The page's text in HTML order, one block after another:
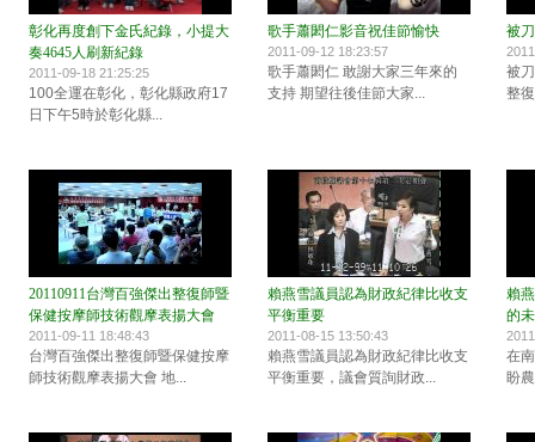
彰化再度創下金氏紀錄，小提大
奏4645人刷新紀錄
2011-09-18 21:25:25
100全運在彰化，彰化縣政府17
日下午5時於彰化縣...
歌手蕭閎仁影音祝佳節愉快
2011-09-12 18:23:57
歌手蕭閎仁 敢謝大家三年來的
支持 期望往後佳節大家...
被
被
整
20110911台灣百強傑出整復師暨
保健按摩師技術觀摩表揚大會
2011-09-11 18:48:43
台灣百強傑出整復師暨保健按摩
師技術觀摩表揚大會 地...
賴燕雪議員認為財政紀律比收支
平衡重要
2011-08-15 13:50:43
賴燕雪議員認為財政紀律比收支
平衡重要，議會質詢財政...
賴
的
在
盼